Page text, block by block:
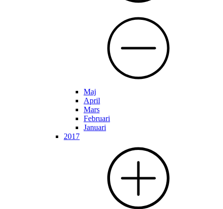
Maj
April
Mars
Februari
Januari
2017